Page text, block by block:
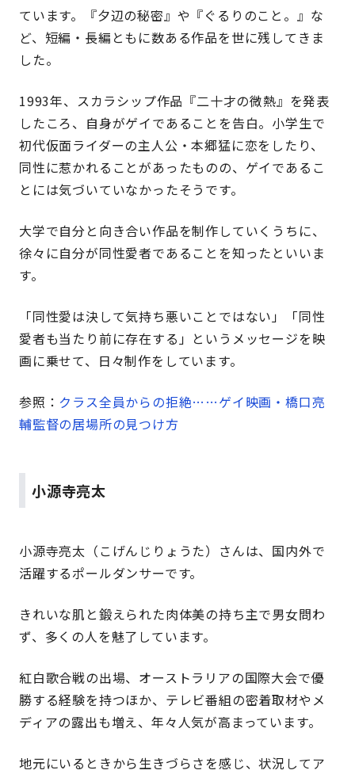
ています。
『夕辺の秘密』 や『ぐるりのこと。』な
ど、短編・長編ともに数ある作品を世に残してきま
した。
1993年、スカラシップ作品『二十才の微熱』を発表
したころ、自身がゲイであることを告白。小学生で
初代仮面ライダーの主人公・本郷猛に恋をしたり、
同性に惹かれることがあったものの、ゲイであるこ
とには気づいていなかったそうです。
大学で自分と向き合い作品を制作していくうちに、
徐々に自分が同性愛者であることを知ったといいま
す。
「同性愛は決して気持ち悪いことではない」「同性
愛者も当たり前に存在する」というメッセージを映
画に乗せて、日々制作をしています。
参照： クラス全員からの拒絶……ゲイ映画・橋口亮
輔監督の居場所の見つけ方
小源寺亮太
小源寺亮太（こげんじりょうた）さんは、国内外で
活躍するポールダンサーです。
きれいな肌と鍛えられた肉体美の持ち主で男女問わ
ず、多くの人を魅了しています。
紅白歌合戦の出場、オーストラリアの国際大会で優
勝する経験を持つほか、テレビ番組の密着取材やメ
ディアの露出も増え、年々人気が高まっています。
地元にいるときから生きづらさを感じ、状況してア